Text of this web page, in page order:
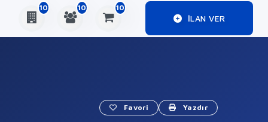
10 10 10
ILAN VER
Favori Yazdır